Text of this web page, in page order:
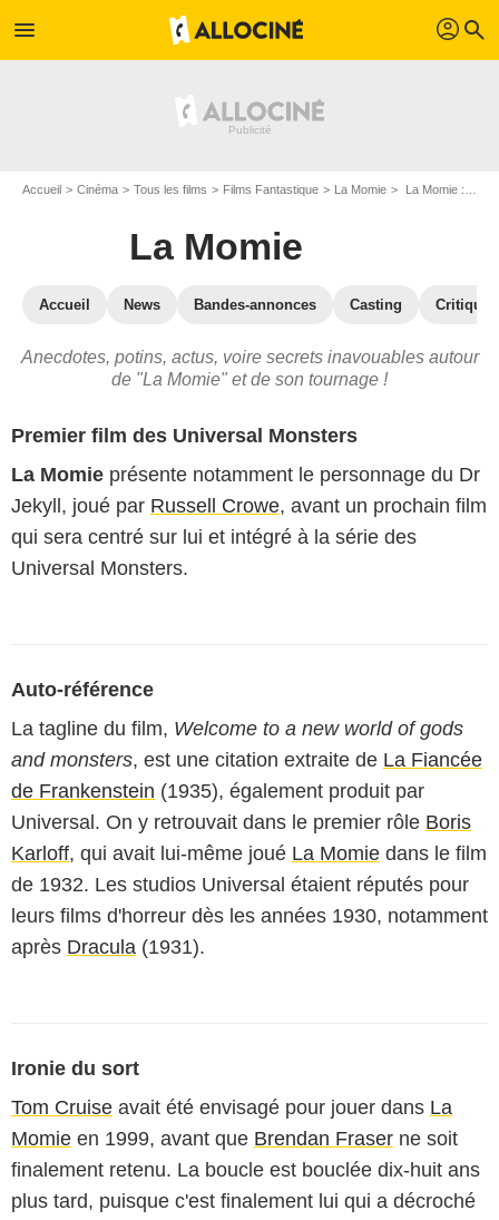
menu profil search
Accueil Cinéma Tous les films Films Fantastique La Momie La Momie : les secrets du tournage
La Momie
Accueil News Bandes-annonces Casting
Anecdotes, potins, actus, voire secrets inavouables autour
de "La Momie" et de son tournage !
Premier film des Universal Monsters
La Momie présente notamment le personnage du Dr
Jekyll, joué par Russell Crowe, avant un prochain film
qui sera centré sur lui et intégré à la série des
Universal Monsters.
Auto-référence
La tagline du film, Welcome to a new world of gods
and monsters, est une citation extraite de La Fiancée
de Frankenstein (1935), également produit par
Universal. On y retrouvait dans le premier rôle Boris
Karloff, qui avait lui-même joué La Momie dans le film
de 1932. Les studios Universal étaient réputés pour
leurs films d'horreur dès les années 1930, notamment
après Dracula (1931).
Ironie du sort
Tom Cruise avait été envisagé pour jouer dans La
Momie en 1999, avant que Brendan Fraser ne soit
finalement retenu. La boucle est bouclée dix-huit ans
plus tard, puisque c'est finalement lui qui a décroché